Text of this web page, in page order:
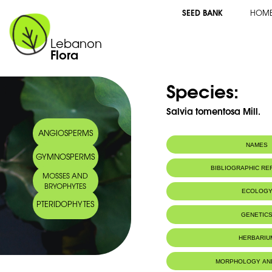
Lebanon
Flora
SEED BANK
ANGIOSPERMS
GYMNOSPERMS
MOSSES AND
BRYOPHYTES
PTERIDOPHYTES
Species:
Salvia tomentosa Mill.
NAMES
Synonym(s): Salvia
Arabic name: شافية لبدية
BIBLIOGRAPHIC
ECOLOGY
Lieux boisés
MORPHOLOGY